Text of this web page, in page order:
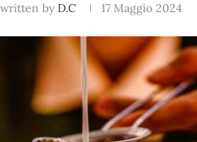
written byD.C 17 Maggio 2024